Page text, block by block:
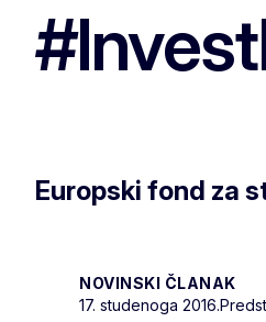
Europski fond za
NOVINSKI ČLANAK
17. studenoga 2016.